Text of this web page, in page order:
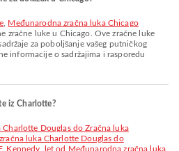
Međunarodna zračna luka Chicago
zračne luke u Chicago. Ove zračne luke
za poboljšanje vašeg putničkog
informacije o sadržajima i rasporedu
iz Charlotte?
luka Charlotte Douglas do
Kennedy
let od Međunarodna zračna luka